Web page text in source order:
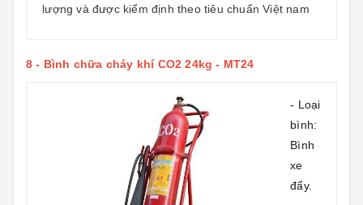
lượng và được kiểm định theo tiêu chuẩn Việt nam
8 - Bình chữa cháy khí CO2 24kg - MT24
- Loại
bình:
Bình
xe
đẩy.